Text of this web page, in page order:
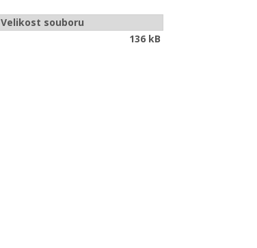
Velikost souboru
136 kB